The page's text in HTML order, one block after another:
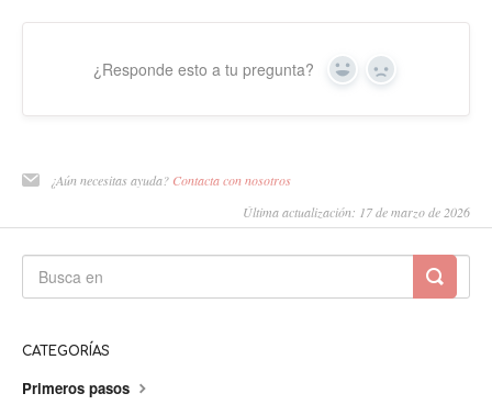
¿Responde esto a tu pregunta? Sí No
¿Aún necesitas ayuda? Contacta con nosotros
Última actualización: 17 de marzo de 2026
CATEGORÍAS
Primeros pasos